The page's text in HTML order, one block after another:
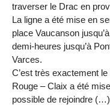
traverser le Drac en
La ligne a été mise en
place Vaucanson
demi-heures jusqu’à
Varces.
C’est très exactement
Rouge – Claix a été
possible de rejoindre (…)